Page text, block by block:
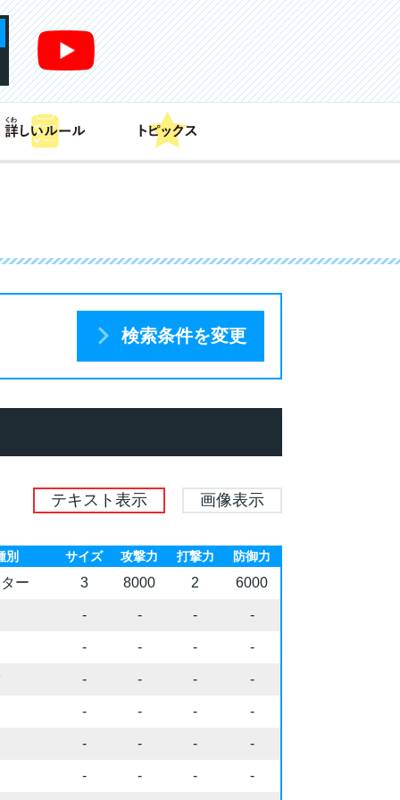
そび方商品情報 カードリスト
検索条件を変更
テキスト表示 画像表示
別 サイズ 攻撃力 打撃力 防御力
ー 3 8000 2 6000
- - - -
- - - -
- - - -
- - - -
- - - -
- - - -